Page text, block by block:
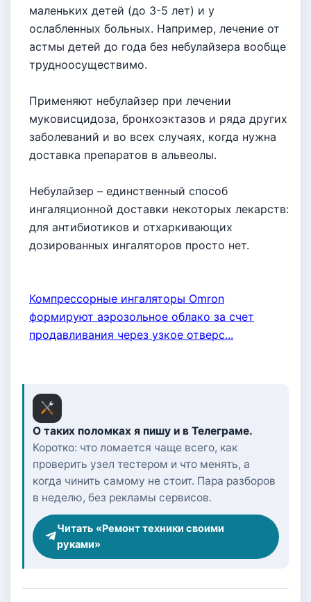
маленьких детей (до 3-5 лет) и у
ослабленных больных. Например, лечение от
астмы детей до года без небулайзера вообще
трудноосуществимо.
Применяют небулайзер при лечении
муковисцидоза, бронхоэктазов и ряда других
заболеваний и во всех случаях, когда нужна
доставка препаратов в альвеолы.
Небулайзер – единственный способ
ингаляционной доставки некоторых лекарств:
для антибиотиков и отхаркивающих
дозированных ингаляторов просто нет.
Компрессорные ингаляторы Omron
формируют аэрозольное облако за счет
продавливания через узкое отверс...
О таких поломках я пишу и в Телеграме.
Коротко: что ломается чаще всего, как
проверить узел тестером и что менять, а
когда чинить самому не стоит. Пара разборов
в неделю, без рекламы сервисов.
Читать «Ремонт техники своими
руками»